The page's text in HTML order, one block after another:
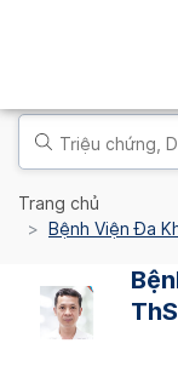
Trang chủ
Bệnh Viện Đa